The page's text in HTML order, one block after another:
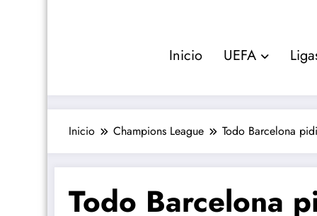
Inicio UEFA
Inicio Champions League Todo Barcelona
Todo Barcelona